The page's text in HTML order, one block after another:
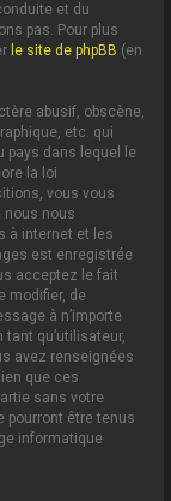
et du
pas. Pour plus
le site de phpBB (en
abusif, obscène,
etc. qui
pays dans lequel le
la loi
vous vous
nous nous
à internet et les
est enregistrée
acceptez le fait
modifier, de
à n’importe
qu’utilisateur,
avez renseignées
que ces
sans votre
pourront être tenus
informatique